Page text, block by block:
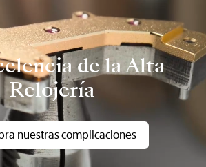
de la Alta
Relojería
nuestras complicaciones